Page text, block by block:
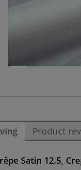
Product
Satin 12.5,